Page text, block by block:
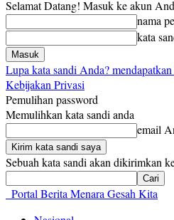
Selamat Datang! Masuk ke akun
nama
kata
Lupa kata sandi Anda? mendapatkan
Kebijakan Privasi
Pemulihan password
Memulihkan kata sandi anda
email
Sebuah kata sandi akan dikirimkan
Portal Berita Menara Gesah Kita